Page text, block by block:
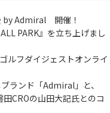
by Admiral 開催！
PARK』を立ち上げまし
ルフダイジェストオンライ
ランド「Admiral」と、
CROの山田大記氏とのコ